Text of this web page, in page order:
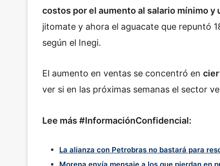
costos por el aumento al salario mínimo y
jitomate y ahora el aguacate que repuntó
según el Inegi.
El aumento en ventas se concentró en
ver si en las próximas semanas el sector
Lee más #InformaciónConfidencial:
La alianza con Petrobras no bastará para
Morena envía mensaje a los que pierdan en